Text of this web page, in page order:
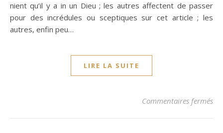
nient qu’il y a in un Dieu ; les autres affectent de passer
pour des incrédules ou sceptiques sur cet article ; les
autres, enfin peu…
LIRE LA SUITE
Commentaires fermés